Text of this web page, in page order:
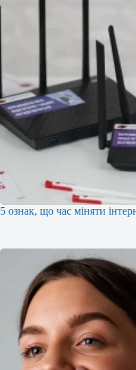
5 ознак, що час міняти